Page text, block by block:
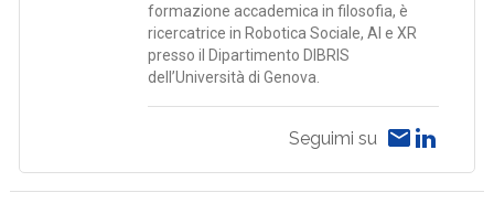
formazione accademica in filosofia, è
ricercatrice in Robotica Sociale, AI e XR
presso il Dipartimento DIBRIS
dell’Università di Genova.
Seguimi su